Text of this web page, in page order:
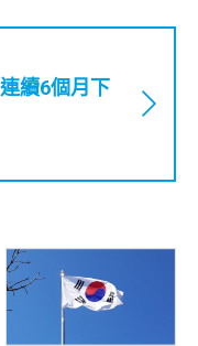
續6個月下